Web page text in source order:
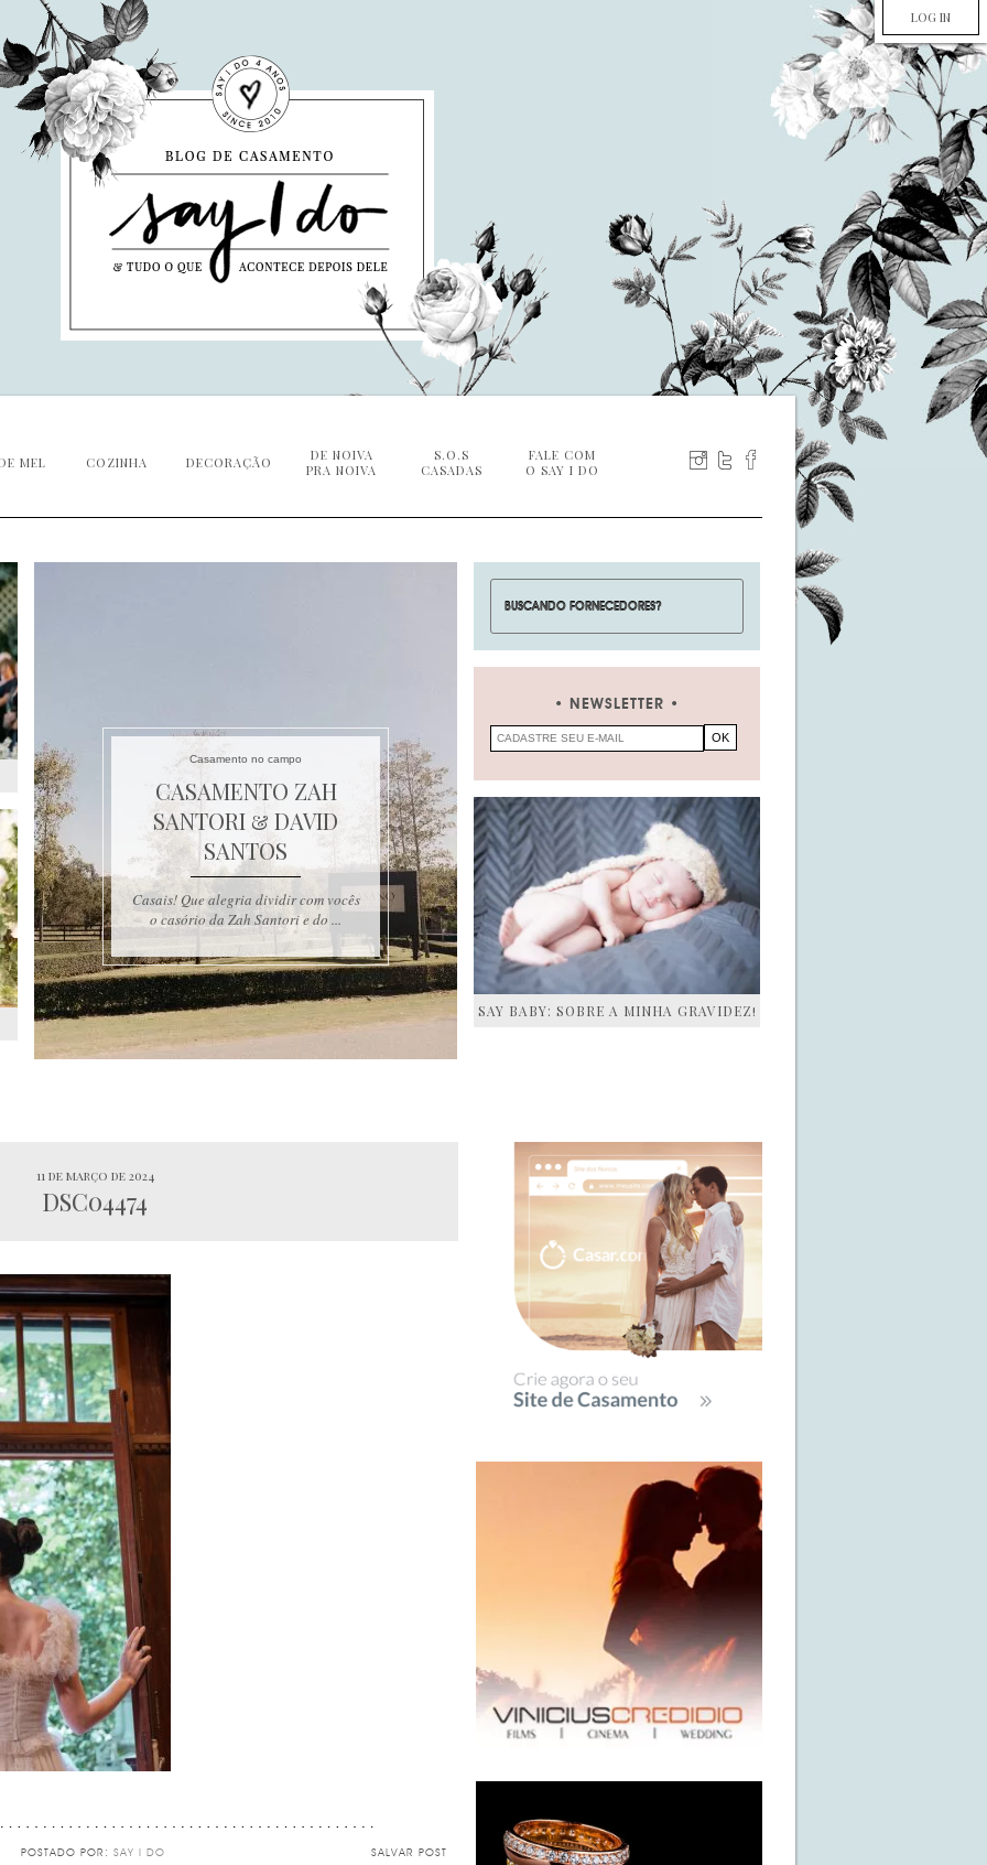
LOG IN
MEL COZINHA DECORAÇÃO
DE NOIVA
PRA NOIVA
S.O.S
CASADAS
FALE COM
O SAY I DO
Casamento no campo
CASAMENTO ZAH
SANTORI & DAVID
SANTOS
Casais! Que alegria dividir com vocês
o casório da Zah Santori e do ...
NEWSLETTER
SAY BABY: SOBRE A MINHA GRAVIDEZ!
11 de março de 2024
DSC04474
SALVAR POST
POSTADO POR: SAY I DO
SIDEBAR